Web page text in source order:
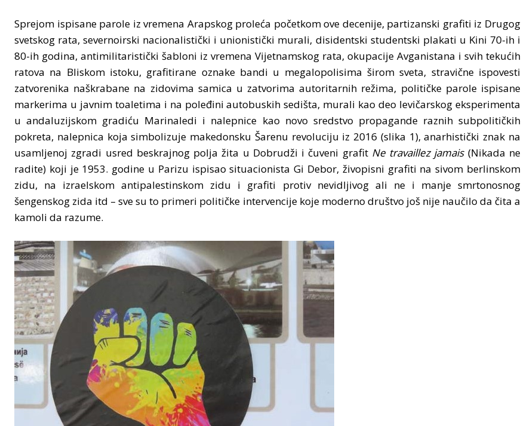
Sprejom ispisane parole iz vremena Arapskog proleća početkom ove decenije, partizanski grafiti iz Drugog
svetskog rata, severnoirski nacionalistički i unionistički murali, disidentski studentski plakati u Kini 70-ih i
80-ih godina, antimilitaristički šabloni iz vremena Vijetnamskog rata, okupacije Avganistana i svih tekućih
ratova na Bliskom istoku, grafitirane oznake bandi u megalopolisima širom sveta, stravične ispovesti
zatvorenika naškrabane na zidovima samica u zatvorima autoritarnih režima, političke parole ispisane
markerima u javnim toaletima i na poleđini autobuskih sedišta, murali kao deo levičarskog eksperimenta
u andaluzijskom gradiću Marinaledi i nalepnice kao novo sredstvo propagande raznih subpolitičkih
pokreta, nalepnica koja simbolizuje makedonsku Šarenu revoluciju iz 2016 (slika 1), anarhistički znak na
usamljenoj zgradi usred beskrajnog polja žita u Dobrudži i čuveni grafit Ne travaillez jamais (Nikada ne
radite) koji je 1953. godine u Parizu ispisao situacionista Gi Debor, živopisni grafiti na sivom berlinskom
zidu, na izraelskom antipalestinskom zidu i grafiti protiv nevidljivog ali ne i manje smrtonosnog
šengenskog zida itd – sve su to primeri političke intervencije koje moderno društvo još nije naučilo da čita a
kamoli da razume.